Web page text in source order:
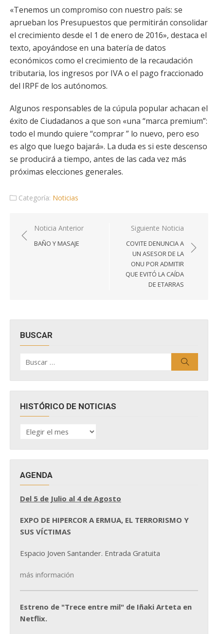
«Tenemos un compromiso con nuestro país: se
aprueban los Presupuestos que permitirán consolidar
el crecimiento desde el 1 de enero de 2016», destaca el
texto, apoyándose en una batería de datos
económicos como el crecimiento de la recaudación
tributaria, los ingresos por IVA o el pago fraccionado
del IRPF de los autónomos.
Algunos responsables de la cúpula popular achacan el
éxito de Ciudadanos a que son «una “marca premium”:
todo el mundo quiere “comprar ” lo nuevo, pero eso
es algo que luego bajará». La duda es si este descenso
se producirá a tiempo, antes de las cada vez más
próximas elecciones generales.
Categoría: Noticias
Navegación
de
Noticia Anterior
BAÑO Y MASAJE
Siguiente Noticia
COVITE DENUNCIA A
UN ASESOR DE LA
ONU POR ADMITIR
QUE EVITÓ LA CAÍDA
DE ETARRAS
BUSCAR
por:
HISTÓRICO DE NOTICIAS
HISTÓRICO
DE
AGENDA
Del 5 de Julio al 4 de Agosto
EXPO DE HIPERCOR A ERMUA, EL TERRORISMO Y
SUS VÍCTIMAS
Espacio Joven Santander. Entrada Gratuita
más información
Estreno de "Trece entre mil" de Iñaki Arteta en
Netflix.